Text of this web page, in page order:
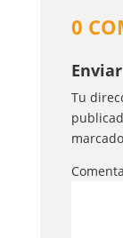
0
Tu